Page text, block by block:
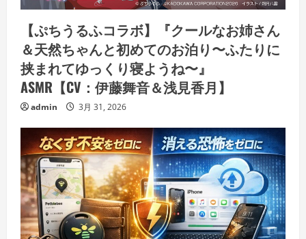
【ぷちうるふコラボ】『クールなお姉さん
＆天然ちゃんと初めてのお泊り〜ふたりに
挟まれてゆっくり寝ようね〜』
ASMR【CV：伊藤舞音＆浅見香月】
admin 3月 31, 2026